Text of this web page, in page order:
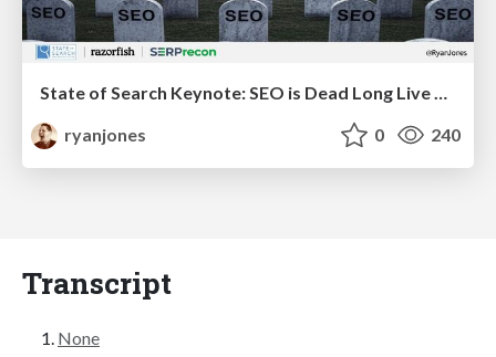
ryanjones
0 240
Transcript
None